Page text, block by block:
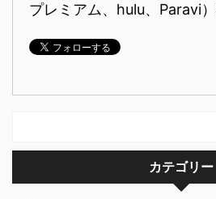
プレミアム、hulu、Paravi）
カテゴリー